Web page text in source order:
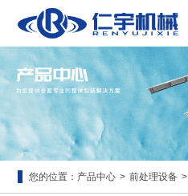
您的位置： 产品中心 > 前处理设备 >